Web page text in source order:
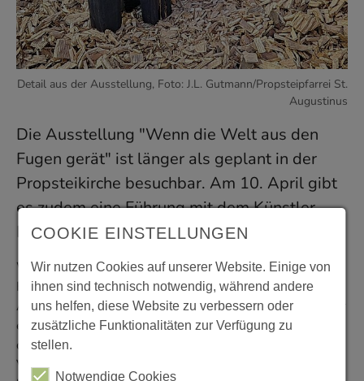
Die Ausstellung "Wenn die Welt aus den
Fugen gerät" ist länger als geplant in der
Propsteikirche besuchbar. Am 10. April gibt
es zudem eine Führung mit dem Künstler
Marco Bruckner.
Wer die Idee hinter der Ausstellung einmal durch den
Künstler vermittelt bekommen möchte, hat dazu am 10.
April die Gelegenheit: Marco Bruckner bietet um 17 Uhr
eine öffentliche Führung an, bei der Fragen gestellt und
die Themen der Ausstellung - Mensch & Natur,
Verantwortung & Zerstörung - diskutiert werden
Detail aus der Ausstellung, Foto: J.L. Gutmann/Propsteipfarrei St.
Augustinus
COOKIE EINSTELLUNGEN
Wir nutzen Cookies auf unserer Website. Einige von
ihnen sind technisch notwendig, während andere
uns helfen, diese Website zu verbessern oder
zusätzliche Funktionalitäten zur Verfügung zu
stellen.
Notwendige Cookies